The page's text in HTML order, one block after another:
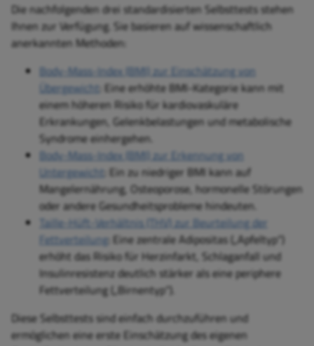
Die nachfolgenden drei standardisierten Selbsttests stehen
Ihnen zur Verfügung. Sie basieren auf wissenschaftlich
anerkannten Methoden:
Body-Mass-Index (BMI) zur Einschätzung von
Übergewicht : Eine erhöhte BMI-Kategorie kann mit
einem höheren Risiko für kardiovaskuläre
Erkrankungen, Gelenkbelastungen und metabolische
Syndrome einhergehen.
Body-Mass-Index (BMI) zur Erkennung von
Untergewicht : Ein zu niedriger BMI kann auf
Mangelernährung, Osteoporose, hormonelle Störungen
oder andere Gesundheitsprobleme hindeuten.
Taille-Hüft-Verhältnis (THV) zur Beurteilung der
Fettverteilung : Eine zentrale Adipositas („Apfeltyp“)
erhöht das Risiko für Herzinfarkt, Schlaganfall und
Insulinresistenz deutlich stärker als eine periphere
Fettverteilung („Birnentyp“).
Diese Selbsttests sind einfach durchzuführen und
ermöglichen eine erste Einschätzung des eigenen